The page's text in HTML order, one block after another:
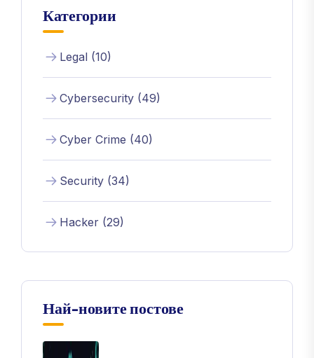
Категории
Legal (10)
Cybersecurity (49)
Cyber Crime (40)
Security (34)
Hacker (29)
Най-новите постове